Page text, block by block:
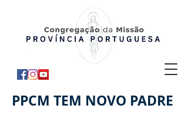
PPCM TEM NOVO PADRE